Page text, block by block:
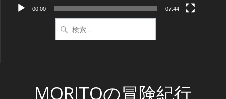
00:00 07:44
索:
MORITOの冒険紀行